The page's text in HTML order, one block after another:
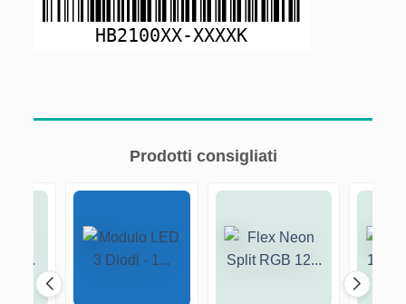
HB2100XX-XXXXK
Prodotti consigliati